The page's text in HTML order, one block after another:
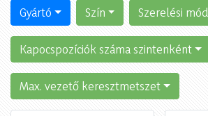
Gyártó Szín Szerelési mód
Kapocspozíciók száma szintenként
Max. vezető keresztmetszet